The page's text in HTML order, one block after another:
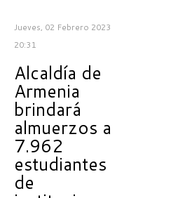
Jueves, 02 Febrero 2023
20:31
Alcaldía de
Armenia
brindará
almuerzos a
7.962
estudiantes
de